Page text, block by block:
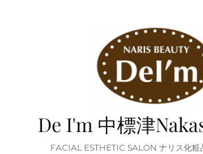
De I'm 中標津
FACIAL ESTHETIC SALON ナリス化粧